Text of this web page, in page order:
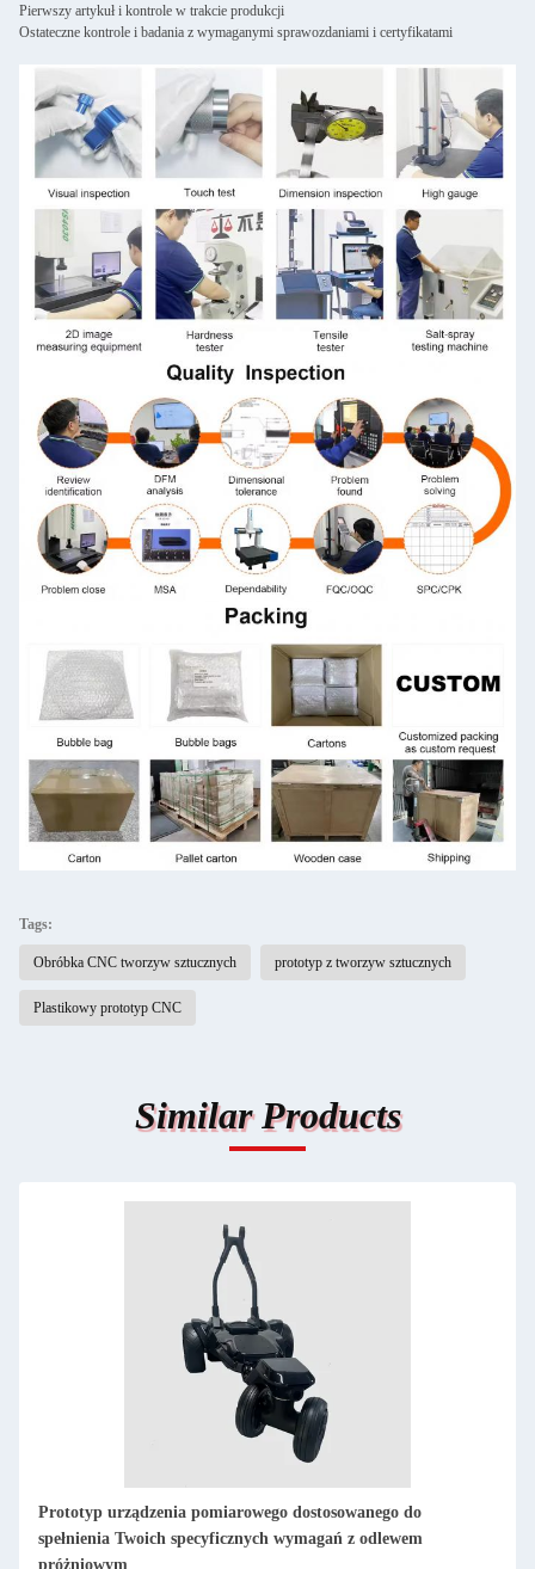
Pierwszy artykuł i kontrole w trakcie produkcji
Ostateczne kontrole i badania z wymaganymi sprawozdaniami i certyfikatami
Tags:
Obróbka CNC tworzyw sztucznych prototyp z tworzyw sztucznych
Plastikowy prototyp CNC
Similar Products
dostosowanego do
wymagań z odlewem
Usługi obróbki prototypów
precyzyjnych